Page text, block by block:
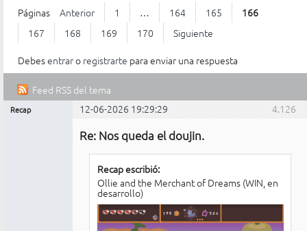
Búsqueda
Registrarte
Entrar
Páginas Anterior 1 … 164 165
166
167
168 169 170
Siguiente
Debesentraro registrarte para enviar una respuesta
Feed RSS del tema
4.126
Recap 12-06-2026 19:29:29
Re: Nos queda el doujin.
Recap escribió:
Ollie and the Merchant of Dreams (WIN, en
desarrollo)